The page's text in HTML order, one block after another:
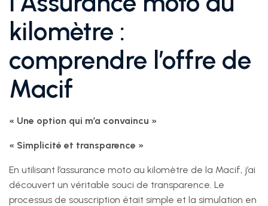
kilomètre :
comprendre l’offre de
Macif
« Une option qui m’a convaincu »
« Simplicité et transparence »
En utilisant l’assurance moto au kilomètre de la Macif, j’ai
découvert un véritable souci de transparence. Le
processus de souscription était simple et la simulation en